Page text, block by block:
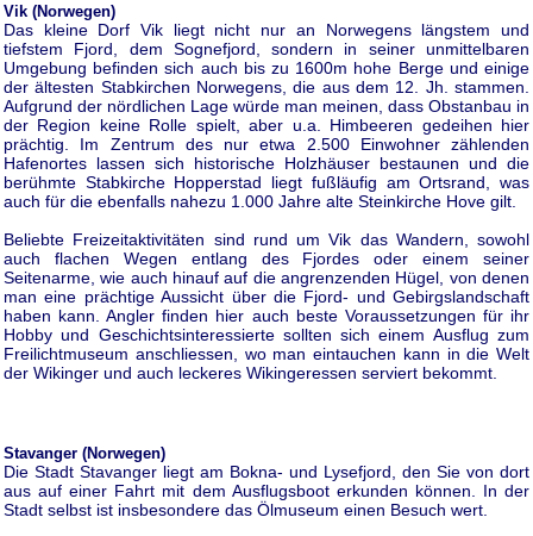
Vik (Norwegen)
Das kleine Dorf Vik liegt nicht nur an Norwegens längstem und
tiefstem Fjord, dem Sognefjord, sondern in seiner unmittelbaren
Umgebung befinden sich auch bis zu 1600m hohe Berge und einige
der ältesten Stabkirchen Norwegens, die aus dem 12. Jh. stammen.
Aufgrund der nördlichen Lage würde man meinen, dass Obstanbau in
der Region keine Rolle spielt, aber u.a. Himbeeren gedeihen hier
prächtig. Im Zentrum des nur etwa 2.500 Einwohner zählenden
Hafenortes lassen sich historische Holzhäuser bestaunen und die
berühmte Stabkirche Hopperstad liegt fußläufig am Ortsrand, was
auch für die ebenfalls nahezu 1.000 Jahre alte Steinkirche Hove gilt.
Beliebte Freizeitaktivitäten sind rund um Vik das Wandern, sowohl
auch flachen Wegen entlang des Fjordes oder einem seiner
Seitenarme, wie auch hinauf auf die angrenzenden Hügel, von denen
man eine prächtige Aussicht über die Fjord- und Gebirgslandschaft
haben kann. Angler finden hier auch beste Voraussetzungen für ihr
Hobby und Geschichtsinteressierte sollten sich einem Ausflug zum
Freilichtmuseum anschliessen, wo man eintauchen kann in die Welt
der Wikinger und auch leckeres Wikingeressen serviert bekommt.
Stavanger (Norwegen)
Die Stadt Stavanger liegt am Bokna- und Lysefjord, den Sie von dort
aus auf einer Fahrt mit dem Ausflugsboot erkunden können. In der
Stadt selbst ist insbesondere das Ölmuseum einen Besuch wert.